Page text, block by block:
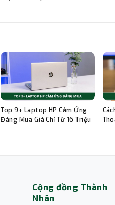
Top 9+ Laptop HP Cảm Ứng
Đáng Mua Giá Chỉ Từ 16 Triệu
Cộng đồng Thành
Nhân